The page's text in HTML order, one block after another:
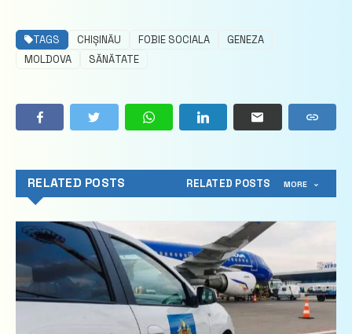
TAGS CHIȘINĂU FOBIE SOCIALA
GENEZA
MOLDOVA
SĂNĂTATE
RELATED POSTS RELATED POSTS MORE